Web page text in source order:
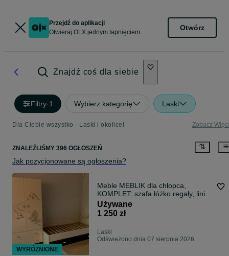
Przejdź do aplikacji
Otwieraj OLX jednym tapnięciem
Otwórz
Znajdź coś dla siebie
Filtry·1 Wybierz kategorię Laski
Dla Ciebie wszystko - Laski i okolice! Zobacz
ZNALEŹLIŚMY 396 OGŁOSZEŃ
Jak pozycjonowane są ogłoszenia?
Meble MEBLIK dla chłopca,
KOMPLET: szafa łóżko regały, linia
Dakar: auto motor quad, stan bdb!
Warszawa +3km
Używane
1 250 zł
Laski
Odświeżono dnia 07 sierpnia 2026
WYRÓŻNIONE